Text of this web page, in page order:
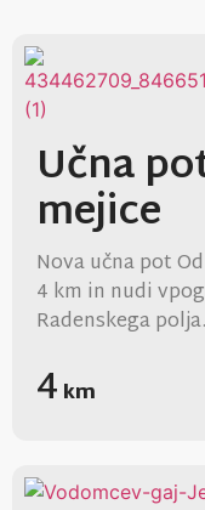
Učna
mejice
Nova učna pot
4 km in nudi
Radenskega polja.
4 km